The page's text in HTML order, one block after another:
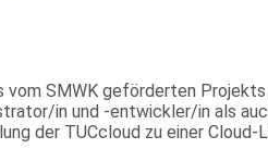
vom SMWK geförderten
in und -entwickler/in als
der TUCcloud zu einer Cloud-